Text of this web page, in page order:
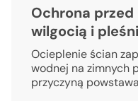
Ochrona przed
wilgocią i
Ocieplenie ścian
wodnej na zimnych
przyczyną